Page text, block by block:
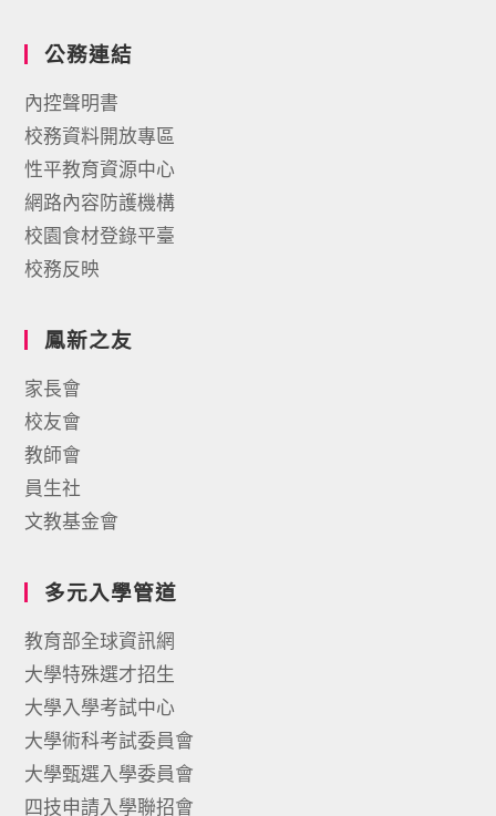
公務連結
內控聲明書
校務資料開放專區
性平教育資源中心
網路內容防護機構
校園食材登錄平臺
校務反映
鳳新之友
家長會
校友會
教師會
員生社
文教基金會
多元入學管道
教育部全球資訊網
大學特殊選才招生
大學入學考試中心
大學術科考試委員會
大學甄選入學委員會
四技申請入學聯招會